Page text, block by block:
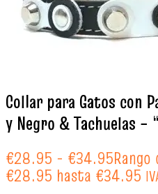
Collar para Gatos con
y Negro & Tachuelas –
€28.95 - €34.95
€28.95 hasta €34.95